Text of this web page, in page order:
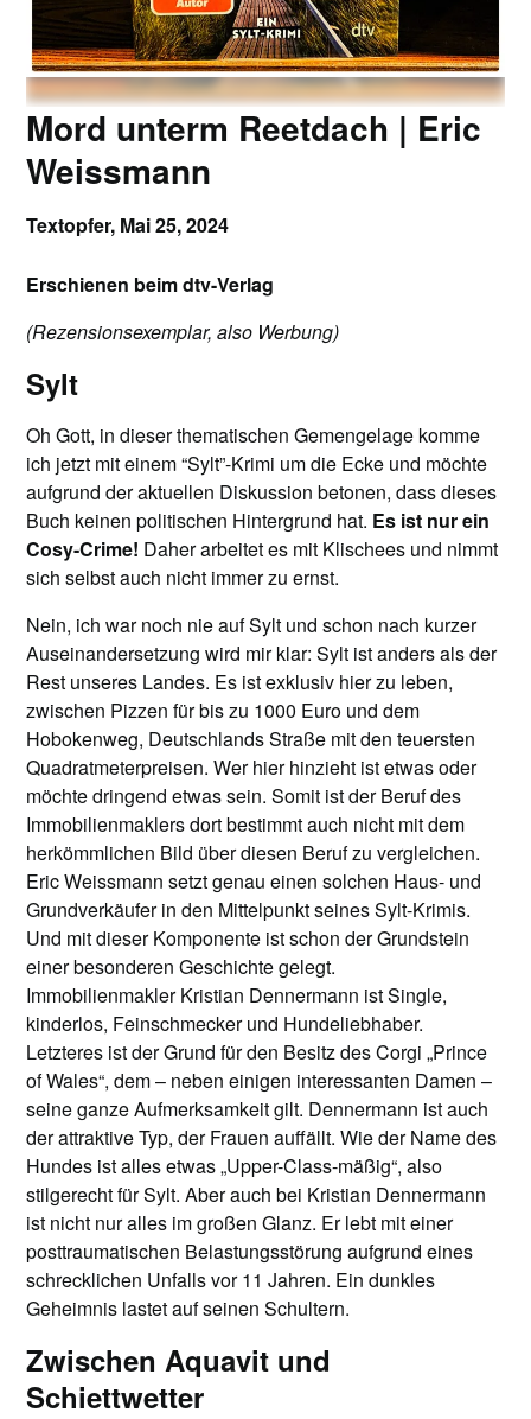
Mord unterm Reetdach | Eric
Weissmann
Textopfer, Mai 25, 2024
Erschienen beim dtv-Verlag
(Rezensionsexemplar, also Werbung)
Sylt
Oh Gott, in dieser thematischen Gemengelage komme
ich jetzt mit einem “Sylt”-Krimi um die Ecke und möchte
aufgrund der aktuellen Diskussion betonen, dass dieses
Buch keinen politischen Hintergrund hat. Es ist nur ein
Cosy-Crime! Daher arbeitet es mit Klischees und nimmt
sich selbst auch nicht immer zu ernst.
Nein, ich war noch nie auf Sylt und schon nach kurzer
Auseinandersetzung wird mir klar: Sylt ist anders als der
Rest unseres Landes. Es ist exklusiv hier zu leben,
zwischen Pizzen für bis zu 1000 Euro und dem
Hobokenweg, Deutschlands Straße mit den teuersten
Quadratmeterpreisen. Wer hier hinzieht ist etwas oder
möchte dringend etwas sein. Somit ist der Beruf des
Immobilienmaklers dort bestimmt auch nicht mit dem
herkömmlichen Bild über diesen Beruf zu vergleichen.
Eric Weissmann setzt genau einen solchen Haus- und
Grundverkäufer in den Mittelpunkt seines Sylt-Krimis.
Und mit dieser Komponente ist schon der Grundstein
einer besonderen Geschichte gelegt.
Immobilienmakler Kristian Dennermann ist Single,
kinderlos, Feinschmecker und Hundeliebhaber.
Letzteres ist der Grund für den Besitz des Corgi „Prince
of Wales“, dem – neben einigen interessanten Damen –
seine ganze Aufmerksamkeit gilt. Dennermann ist auch
der attraktive Typ, der Frauen auffällt. Wie der Name des
Hundes ist alles etwas „Upper-Class-mäßig“, also
stilgerecht für Sylt. Aber auch bei Kristian Dennermann
ist nicht nur alles im großen Glanz. Er lebt mit einer
posttraumatischen Belastungsstörung aufgrund eines
schrecklichen Unfalls vor 11 Jahren. Ein dunkles
Geheimnis lastet auf seinen Schultern.
Zwischen Aquavit und
Schiettwetter